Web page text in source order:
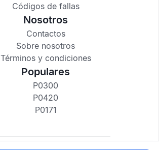
Códigos de fallas
Nosotros
Contactos
Sobre nosotros
Términos y condiciones
Populares
P0300
P0420
P0171